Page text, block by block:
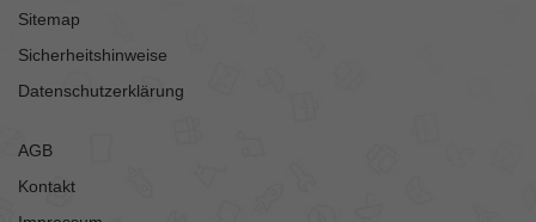
Sitemap
Sicherheitshinweise
Datenschutzerklärung
AGB
Kontakt